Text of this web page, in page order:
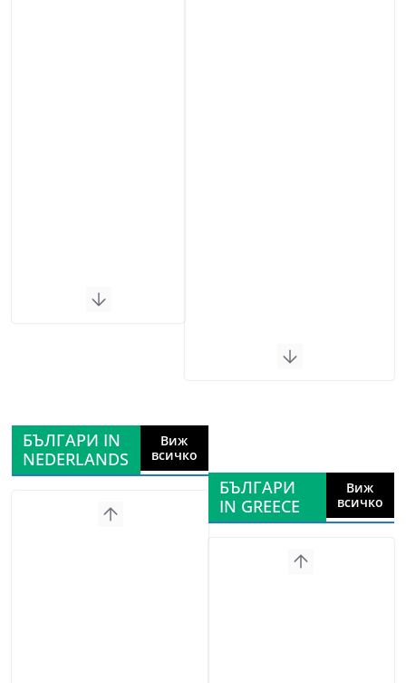
БЪЛГАРИ IN
NEDERLANDS
Виж
всичко
БЪЛГАРИ
IN GREECE
Виж
всичко